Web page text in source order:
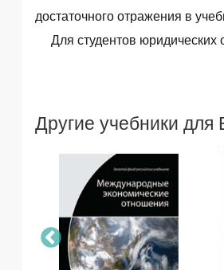
достаточного отражения в
Для студентов юридических
Другие учебники для